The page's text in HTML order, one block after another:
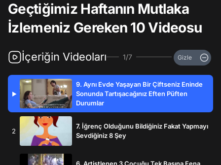
Geçtiğimiz Haftanın Mutlaka
İzlemeniz Gereken 10 Videosu
İçeriğin Videoları 1/7 Gizle
▶
9. Aynı Evde Yaşayan Bir Çiftseniz Eninde
Sonunda Tartışacağınız Eften Püften
Durumlar
2
7. İğrenç Olduğunu Bildiğiniz Fakat Yapmayı
Sevdiğiniz 8 Şey